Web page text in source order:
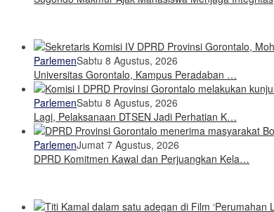
ParlemenSabtu 8 Agustus, 2026
Universitas Gorontalo, Kampus Peradaban …
ParlemenSabtu 8 Agustus, 2026
Lagi, Pelaksanaan DTSEN Jadi Perhatian K…
ParlemenJumat 7 Agustus, 2026
DPRD Komitmen Kawal dan Perjuangkan Kela…